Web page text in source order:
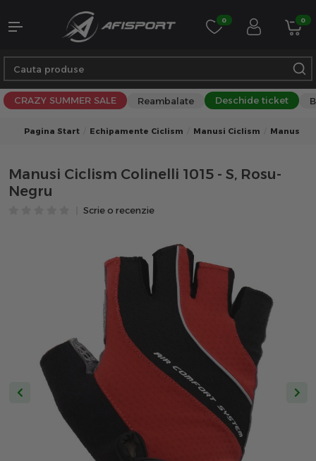
0 0
CRAZY SUMMER SALE Reambalate Deschide ticket
Pagina Start Echipamente Ciclism Manusi Ciclism Manusi
Manusi Ciclism Colinelli 1015 - S, Rosu-
Negru
Scrie o recenzie